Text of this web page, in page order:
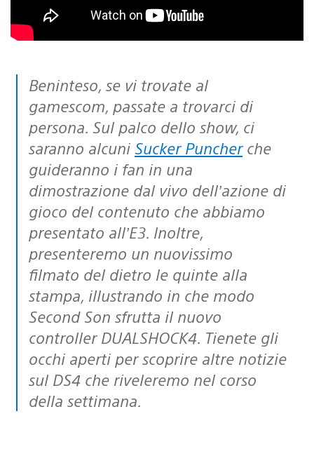
Beninteso, se vi trovate al
gamescom, passate a trovarci di
persona. Sul palco dello show, ci
saranno alcuni Sucker Puncherche
guideranno i fan in una
dimostrazione dal vivo dell’azione di
gioco del contenuto che abbiamo
presentato all’E3. Inoltre,
presenteremo un nuovissimo
filmato del dietro le quinte alla
stampa, illustrando in che modo
Second Son sfrutta il nuovo
controller DUALSHOCK4. Tienete gli
occhi aperti per scoprire altre notizie
sul DS4 che riveleremo nel corso
della settimana.